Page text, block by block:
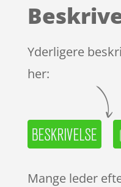
Yderligere
her:
Mange leder